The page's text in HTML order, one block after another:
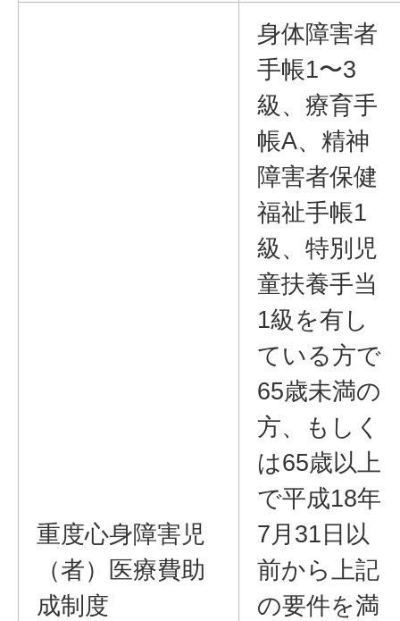
重度心身障害児
（者）医療費助
成制度
身体障害者
手帳1〜3
級、療育手
帳A、精神
障害者保健
福祉手帳1
級、特別児
童扶養手当
1級を有し
ている方で
65歳未満の
方、もしく
は65歳以上
で平成18年
7月31日以
前から上記
の要件を満